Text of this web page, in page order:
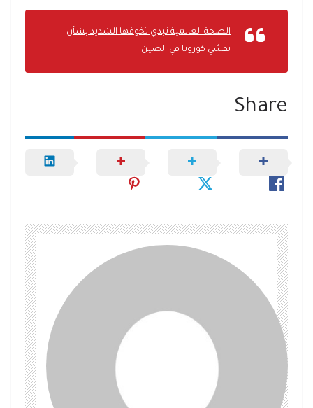
الصحة العالمية تبدي تخوفها الشديد بشأن
تفشي كورونا في الصين
Share